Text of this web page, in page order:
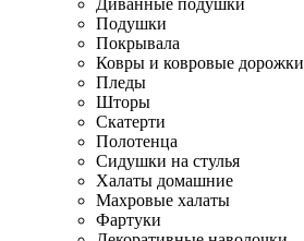
Диванные подушки
Подушки
Покрывала
Ковры и ковровые дорожки
Пледы
Шторы
Скатерти
Полотенца
Сидушки на стулья
Халаты домашние
Махровые халаты
Фартуки